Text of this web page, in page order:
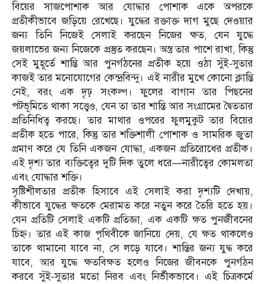
বিয়ের সাজপোশাক আর যোদ্ধার পোশাক একে অপরকে
প্রতীকীভাবে জড়িয়ে রেখেছে। যুদ্ধের রক্তাক্ত দাগ মুছে দেওয়ার
জন্য তিনি নিজেই সেলাই করছেন নিজের ক্ষত, যেন যুদ্ধে
জয়লাভের জন্য নিজেকে প্রস্তুত করছেন। অস্ত্র তার পাশে রাখা, কিন্তু
সেই মুহূর্তে শান্তি আর পুনর্গঠনের প্রতীক হয়ে ওঠা সুঁই-সুতার
কাজই তার মনোযোগের কেন্দ্রবিন্দু। এই নারীর মুখে কোনো ক্লান্তি
নেই, বরং এক দৃঢ় সংকল্প। ফুলের বাগান তার পিছনের
পটভূমিতে থাকা সত্ত্বেও, যেন তা তার শান্তি আর সংগ্রামের দ্বৈততার
প্রতিনিধিত্ব করছে। তার মাথার ওপরের ফুলমুকুট তার বিয়ের
প্রতীক হতে পারে, কিন্তু তার শক্তিশালী পোশাক ও সামরিক জুতা
প্রমাণ করে যে তিনি একজন যোদ্ধা, একজন প্রতিরোধের প্রতীক।
এই দৃশ্য তার ব্যক্তিত্বের দুটি দিক তুলে ধরে—নারীত্বের কোমলতা
এবং যোদ্ধার শক্তি।
সৃষ্টিশীলতার প্রতীক হিসাবে এই সেলাই করা দৃশ্যটি দেখায়,
কীভাবে যুদ্ধের ক্ষতকে মেরামত করে নতুন করে তৈরি হতে হয়।
যেন প্রতিটি সেলাই একটি প্রতিজ্ঞা, এক একটি ক্ষত পুনর্জীবনের
চিহ্ন। তার এই কাজ পৃথিবীকে জানিয়ে দেয়, যে ক্ষত থাকলেও
তাকে থামানো যাবে না, সে লড়ে যাবে। শান্তির জন্য যুদ্ধ করে
যাবে, আর যুদ্ধে ক্ষতবিক্ষত হলেও নিজের জীবনকে পুনর্গঠন
করবে সুঁই-সুতার মতো নিরব এবং নির্ভীকভাবে। এই চিত্রকর্মে